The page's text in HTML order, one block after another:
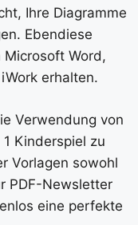
Ihre Diagramme
Ebendiese
Microsoft Word,
erhalten.
Verwendung von
Kinderspiel zu
Vorlagen sowohl
PDF-Newsletter
eine perfekte